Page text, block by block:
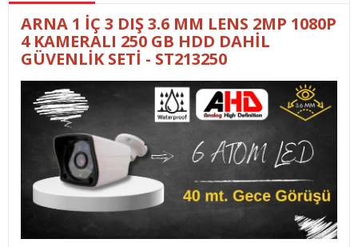
ARNA 1 İÇ 3 DIŞ 3.6 MM LENS 2MP 1080P
4 KAMERALI 250 GB HDD DAHİL
GÜVENLİK SETİ - ST213250